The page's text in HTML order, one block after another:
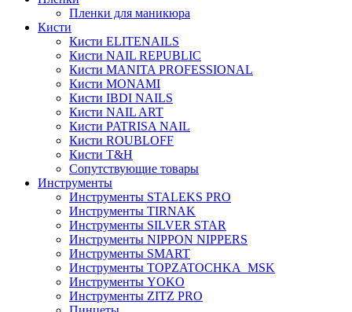
Пленки для маникюра
Кисти
Кисти ELITENAILS
Кисти NAIL REPUBLIC
Кисти MANITA PROFESSIONAL
Кисти MONAMI
Кисти IBDI NAILS
Кисти NAIL ART
Кисти PATRISA NAIL
Кисти ROUBLOFF
Кисти T&H
Сопутствующие товары
Инструменты
Инструменты STALEKS PRO
Инструменты TIRNAK
Инструменты SILVER STAR
Инструменты NIPPON NIPPERS
Инструменты SMART
Инструменты TOPZATOCHKA_MSK
Инструменты YOKO
Инструменты ZITZ PRO